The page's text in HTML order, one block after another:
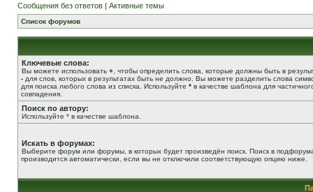
Сообщения без ответов | Активные темы
Список форумов
Ключевые слова:
Вы можете использовать + , чтобы определить слова, которые должны быть в
- для слов, которых в результатах быть не должно. Вы можете разделить слова
для поиска любого слова из списка. Используйте * в качестве шаблона для
совпадения.
Поиск по автору:
Используйте * в качестве шаблона.
Искать в форумах:
Выберите форум или форумы, в которых будет произведён поиск. Поиск в
производится автоматически, если вы не отключили соответствующую опцию ниже.